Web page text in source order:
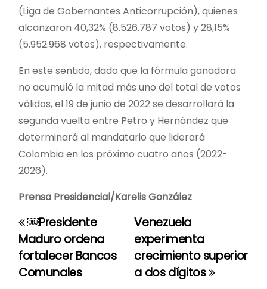
(Liga de Gobernantes Anticorrupción), quienes
alcanzaron 40,32% (8.526.787 votos) y 28,15%
(5.952.968 votos), respectivamente.
En este sentido, dado que la fórmula ganadora
no acumuló la mitad más uno del total de votos
válidos, el 19 de junio de 2022 se desarrollará la
segunda vuelta entre Petro y Hernández que
determinará al mandatario que liderará
Colombia en los próximo cuatro años (2022-
2026).
Prensa Presidencial/Karelis González
N
a
v
Venezuela
experimenta
crecimiento superior
a dos dígitos
￼Presidente
Maduro ordena
fortalecer Bancos
Comunales